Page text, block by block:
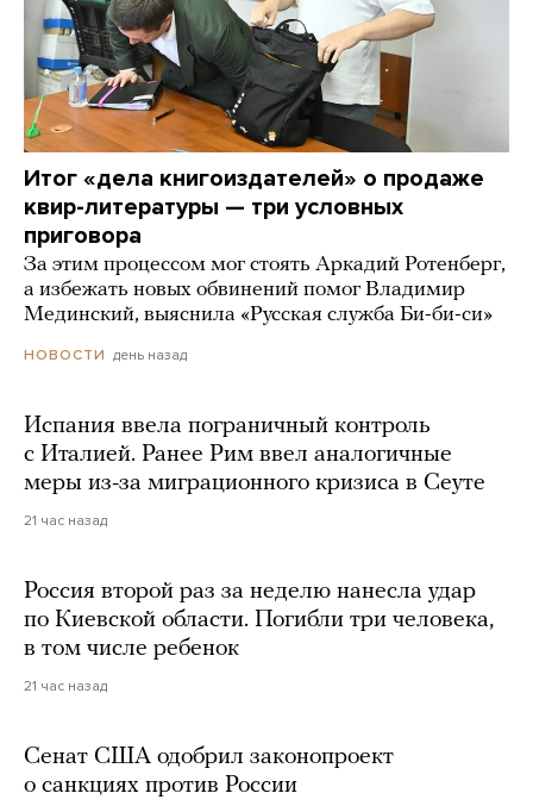
Итог «дела книгоиздателей» о продаже
квир-литературы — три условных
приговора
За этим процессом мог стоять Аркадий Ротенберг,
а избежать новых обвинений помог Владимир
Мединский, выяснила «Русская служба Би-би-си»
НОВОСТИ день назад
Испания ввела пограничный контроль
с Италией. Ранее Рим ввел аналогичные
меры из-за миграционного кризиса в Сеуте
21 час назад
Россия второй раз за неделю нанесла удар
по Киевской области. Погибли три человека,
в том числе ребенок
21 час назад
Сенат США одобрил законопроект
о санкциях против России